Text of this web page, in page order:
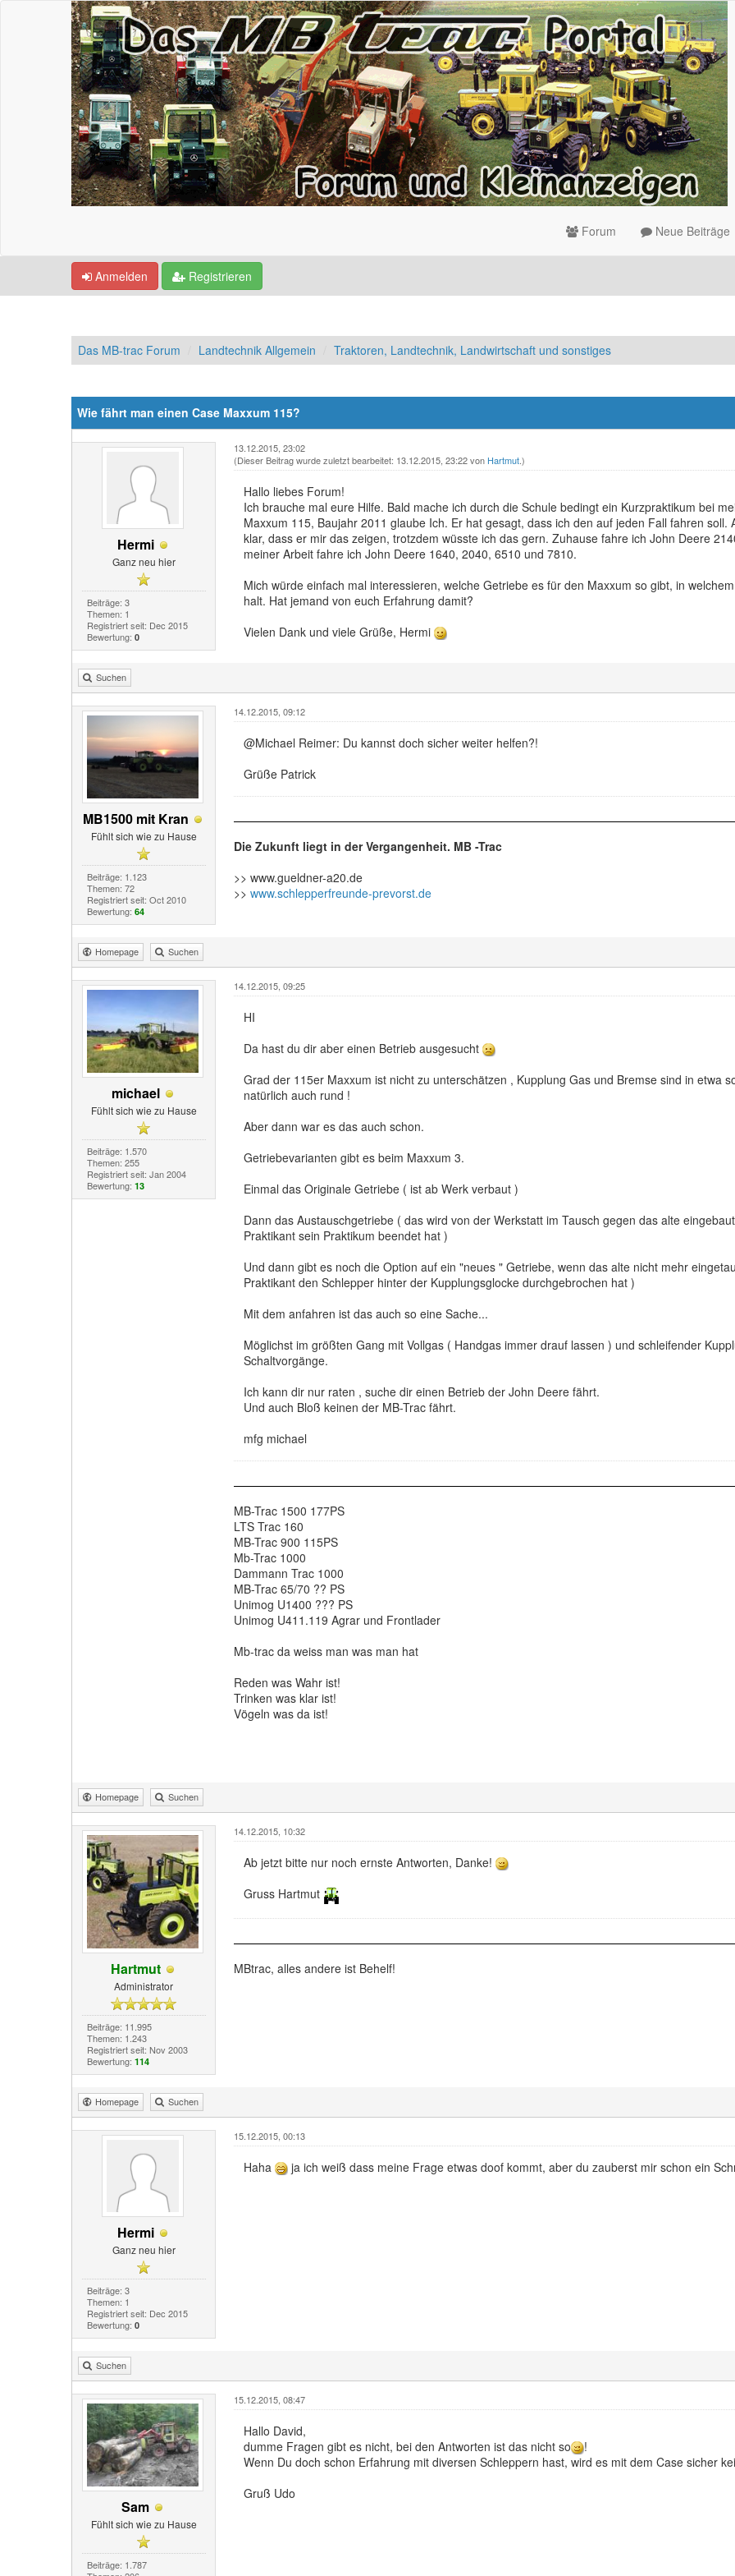
Forum Neue Beiträge
Anmelden Registrieren
Das MB-trac Forum Landtechnik Allgemein Traktoren, Landtechnik, Landwirtschaft und sonstiges
Wie fährt man einen Case Maxxum 115?
Hermi
Ganz neu hier
Beiträge: 3
Themen: 1
Registriert seit: Dec 2015
Bewertung: 0
13.12.2015, 23:02
(Dieser Beitrag wurde zuletzt bearbeitet: 13.12.2015, 23:22 von Hartmut.)
Hallo liebes Forum!
Ich brauche mal eure Hilfe. Bald mache ich durch die Schule bedingt ein Kurzpraktikum bei
Maxxum 115, Baujahr 2011 glaube Ich. Er hat gesagt, dass ich den auf jeden Fall fahren
klar, dass er mir das zeigen, trotzdem wüsste ich das gern. Zuhause fahre ich John Deere
meiner Arbeit fahre ich John Deere 1640, 2040, 6510 und 7810.
Mich würde einfach mal interessieren, welche Getriebe es für den Maxxum so gibt, in
halt. Hat jemand von euch Erfahrung damit?
Vielen Dank und viele Grüße, Hermi
Suchen
MB1500 mit Kran
Fühlt sich wie zu Hause
Beiträge: 1.123
Themen: 72
Registriert seit: Oct 2010
Bewertung: 64
14.12.2015, 09:12
@Michael Reimer: Du kannst doch sicher weiter helfen?!
Grüße Patrick
Die Zukunft liegt in der Vergangenheit. MB -Trac
>> www.gueldner-a20.de
>> www.schlepperfreunde-prevorst.de
Homepage Suchen
michael
Fühlt sich wie zu Hause
Beiträge: 1.570
Themen: 255
Registriert seit: Jan 2004
Bewertung: 13
14.12.2015, 09:25
HI
Da hast du dir aber einen Betrieb ausgesucht
Grad der 115er Maxxum ist nicht zu unterschätzen , Kupplung Gas und Bremse sind in etwa
natürlich auch rund !
Aber dann war es das auch schon.
Getriebevarianten gibt es beim Maxxum 3.
Einmal das Originale Getriebe ( ist ab Werk verbaut )
Dann das Austauschgetriebe ( das wird von der Werkstatt im Tausch gegen das alte
Praktikant sein Praktikum beendet hat )
Und dann gibt es noch die Option auf ein "neues " Getriebe, wenn das alte nicht mehr
Praktikant den Schlepper hinter der Kupplungsglocke durchgebrochen hat )
Mit dem anfahren ist das auch so eine Sache...
Möglichst im größten Gang mit Vollgas ( Handgas immer drauf lassen ) und schleifender
Schaltvorgänge.
Ich kann dir nur raten , suche dir einen Betrieb der John Deere fährt.
Und auch Bloß keinen der MB-Trac fährt.
mfg michael
MB-Trac 1500 177PS
LTS Trac 160
MB-Trac 900 115PS
Mb-Trac 1000
Dammann Trac 1000
MB-Trac 65/70 ?? PS
Unimog U1400 ??? PS
Unimog U411.119 Agrar und Frontlader
Mb-trac da weiss man was man hat
Reden was Wahr ist!
Trinken was klar ist!
Vögeln was da ist!
Homepage Suchen
Hartmut
Administrator
Beiträge: 11.995
Themen: 1.243
Registriert seit: Nov 2003
Bewertung: 114
14.12.2015, 10:32
Ab jetzt bitte nur noch ernste Antworten, Danke!
Gruss Hartmut
MBtrac, alles andere ist Behelf!
Homepage Suchen
Hermi
Ganz neu hier
Beiträge: 3
Themen: 1
Registriert seit: Dec 2015
Bewertung: 0
15.12.2015, 00:13
Haha ja ich weiß dass meine Frage etwas doof kommt, aber du zauberst mir schon ein
Suchen
Sam
Fühlt sich wie zu Hause
Beiträge: 1.787
15.12.2015, 08:47
Hallo David,
dumme Fragen gibt es nicht, bei den Antworten ist das nicht so
!
Wenn Du doch schon Erfahrung mit diversen Schleppern hast, wird es mit dem Case sicher
Gruß Udo